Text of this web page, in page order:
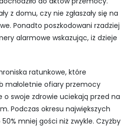
z domu, czy nie zgłaszały się na
Ponadto poszkodowani rzadziej
alarmowe wskazując, iż dzieje
ratunkowe, które
małoletnie ofiary przemocy
swoje zdrowie uciekają przed na
Podczas okresu największych
mniej gości niż zwykle. Czyżby